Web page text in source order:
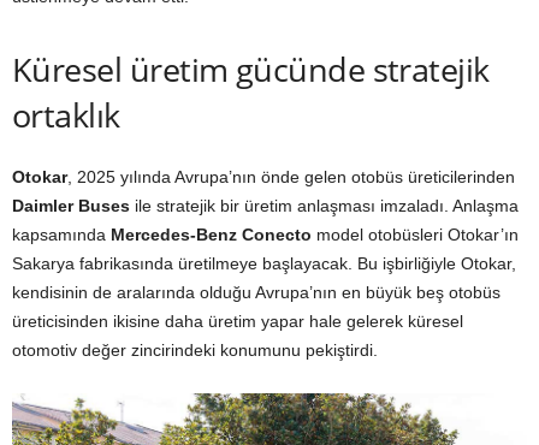
Küresel üretim gücünde stratejik
ortaklık
Otokar, 2025 yılında Avrupa’nın önde gelen otobüs üreticilerinden
Daimler Buses ile stratejik bir üretim anlaşması imzaladı. Anlaşma
kapsamında Mercedes-Benz Conecto model otobüsleri Otokar’ın
Sakarya fabrikasında üretilmeye başlayacak. Bu işbirliğiyle Otokar,
kendisinin de aralarında olduğu Avrupa’nın en büyük beş otobüs
üreticisinden ikisine daha üretim yapar hale gelerek küresel
otomotiv değer zincirindeki konumunu pekiştirdi.